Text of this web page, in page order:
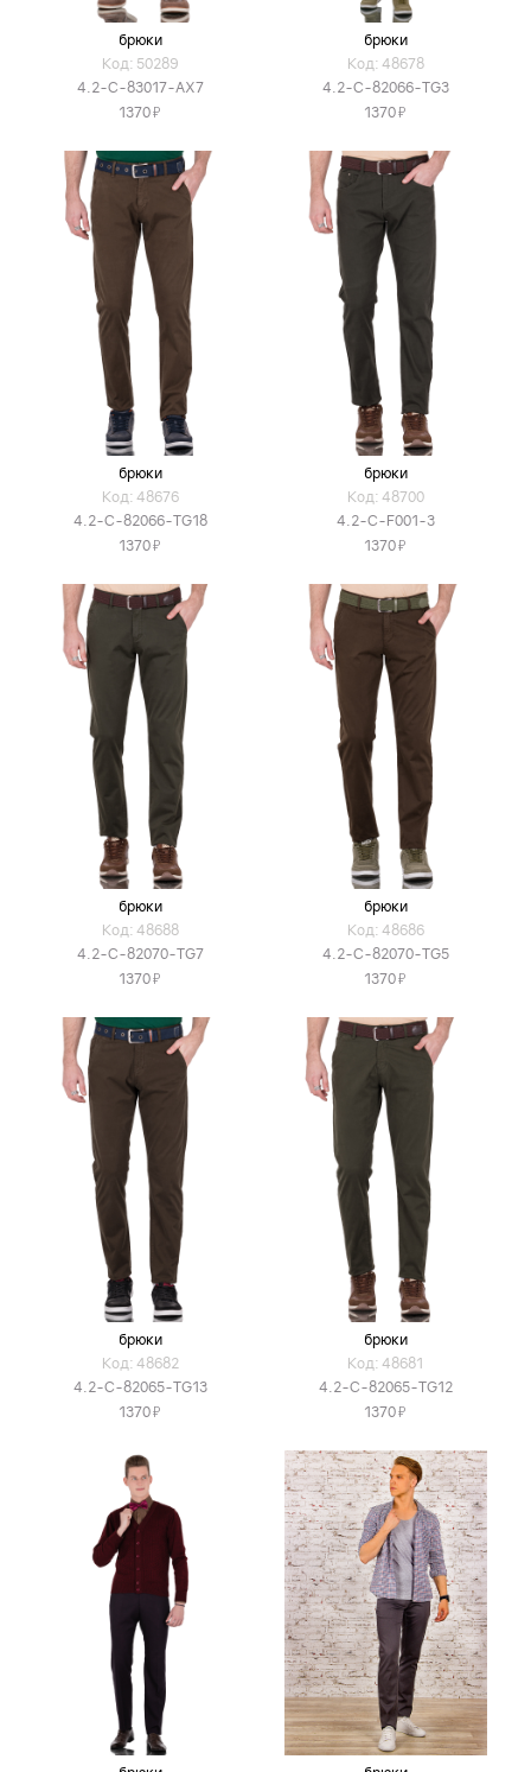
брюки
Код: 50289
4.2-C-83017-AX7
1370Я
брюки
Код: 48678
4.2-C-82066-TG3
1370Я
брюки
Код: 48676
4.2-C-82066-TG18
1370Я
брюки
Код: 48700
4.2-C-F001-3
1370Я
брюки
Код: 48688
4.2-C-82070-TG7
1370Я
брюки
Код: 48686
4.2-C-82070-TG5
1370Я
брюки
Код: 48682
4.2-C-82065-TG13
1370Я
брюки
Код: 48681
4.2-C-82065-TG12
1370Я